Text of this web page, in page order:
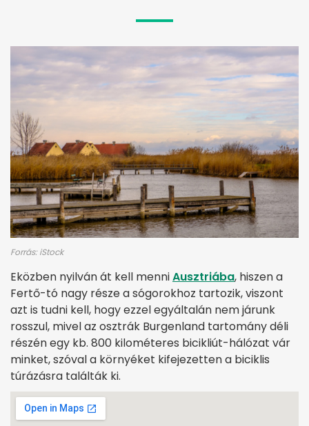
Forrás: iStock
Eközben nyilván át kell menniAusztriába, hiszen a
Fertő-tó nagy része a sógorokhoz tartozik, viszont
azt is tudni kell, hogy ezzel egyáltalán nem járunk
rosszul, mivel az osztrák Burgenland tartomány déli
részén egy kb. 800 kilométeres bicikliút-hálózat vár
minket, szóval a környéket kifejezetten a biciklis
túrázásra találták ki.